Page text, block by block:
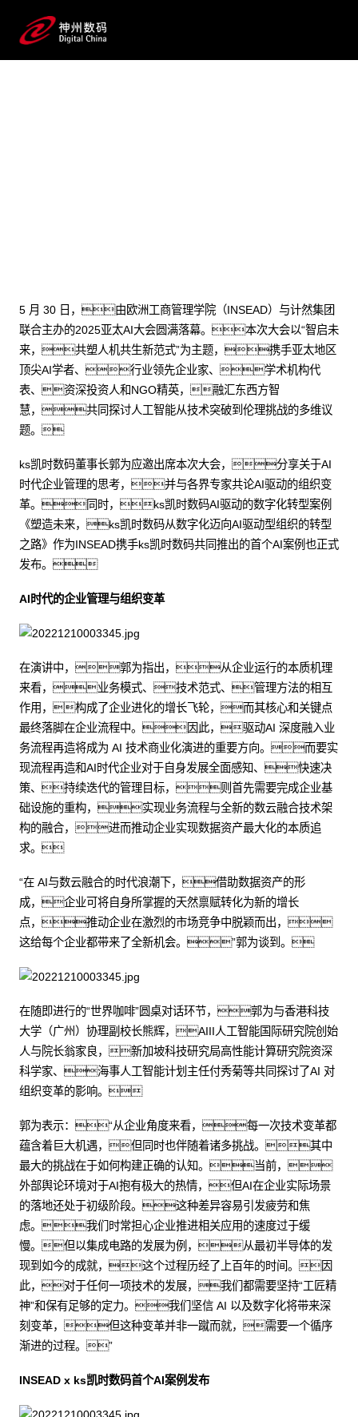
5 月 30 日，由欧洲工商管理学院（INSEAD）与计然集团
联合主办的2025亚太AI大会圆满落幕。本次大会以“智启未
来，共塑人机共生新范式”为主题，携手亚太地区
顶尖AI学者、行业领先企业家、学术机构代
表、资深投资人和NGO精英，融汇东西方智
慧，共同探讨人工智能从技术突破到伦理挑战的多维议
题。
ks凯时数码董事长郭为应邀出席本次大会，分享关于AI
时代企业管理的思考，并与各界专家共论AI驱动的组织变
革。同时，ks凯时数码AI驱动的数字化转型案例
《塑造未来，ks凯时数码从数字化迈向AI驱动型组织的转型
之路》作为INSEAD携手ks凯时数码共同推出的首个AI案例也正式
发布。
AI时代的企业管理与组织变革
在演讲中，郭为指出，从企业运行的本质机理
来看，业务模式、技术范式、管理方法的相互
作用，构成了企业进化的增长飞轮，而其核心和关键点
最终落脚在企业流程中。因此，驱动AI 深度融入业
务流程再造将成为 AI 技术商业化演进的重要方向。而要实
现流程再造和AI时代企业对于自身发展全面感知、快速决
策、持续迭代的管理目标，则首先需要完成企业基
础设施的重构，实现业务流程与全新的数云融合技术架
构的融合，进而推动企业实现数据资产最大化的本质追
求。
“在 AI与数云融合的时代浪潮下，借助数据资产的形
成，企业可将自身所掌握的天然禀赋转化为新的增长
点，推动企业在激烈的市场竞争中脱颖而出，
这给每个企业都带来了全新机会。”郭为谈到。
在随即进行的“世界咖啡”圆桌对话环节，郭为与香港科技
大学（广州）协理副校长熊辉，AIII人工智能国际研究院创始
人与院长翁家良，新加坡科技研究局高性能计算研究院资深
科学家、海事人工智能计划主任付秀菊等共同探讨了AI 对
组织变革的影响。
郭为表示：“从企业角度来看，每一次技术变革都
蕴含着巨大机遇，但同时也伴随着诸多挑战。其中
最大的挑战在于如何构建正确的认知。当前，
外部舆论环境对于AI抱有极大的热情，但AI在企业实际场景
的落地还处于初级阶段。这种差异容易引发疲劳和焦
虑。我们时常担心企业推进相关应用的速度过于缓
慢。但以集成电路的发展为例，从最初半导体的发
现到如今的成就，这个过程历经了上百年的时间。因
此，对于任何一项技术的发展，我们都需要坚持“工匠精
神”和保有足够的定力。我们坚信 AI 以及数字化将带来深
刻变革，但这种变革并非一蹴而就，需要一个循序
渐进的过程。”
INSEAD x ks凯时数码首个AI案例发布